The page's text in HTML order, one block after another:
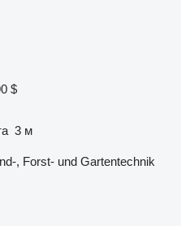
$
3 м
, Forst- und Gartentechnik